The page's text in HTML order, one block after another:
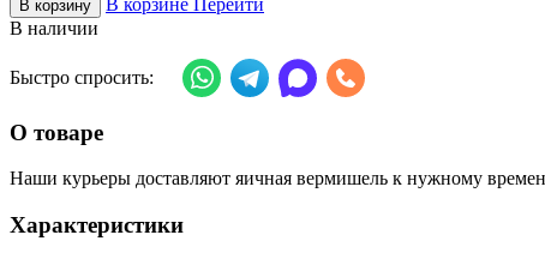
В корзину
В наличии
Быстро спросить:
О товаре
Наши курьеры доставляют яичная вермишель к нужному
Характеристики